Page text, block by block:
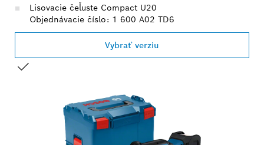
Lisovacie čeľuste Compact U20
Objednávacie číslo: 1 600 A02 TD6
Vybrať verziu